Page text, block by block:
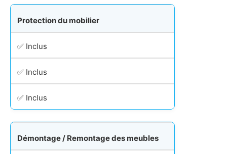
Protection du mobilier
✅ Inclus
✅ Inclus
✅ Inclus
Démontage / Remontage des meubles